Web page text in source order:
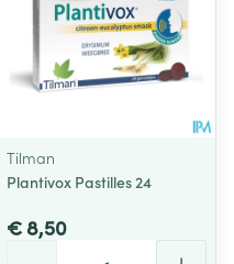
Tilman
Plantivox Pastilles 24
€ 8,50